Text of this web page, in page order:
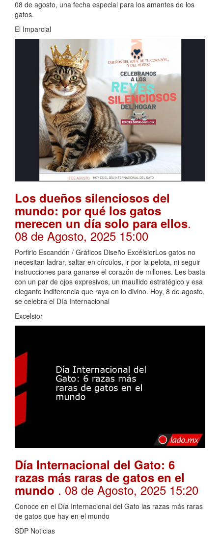
08 de agosto, una fecha especial para los amantes de los
gatos.
El Imparcial
Los dueños silenciosos del
mundo: por qué los gatos
merecen un día solo para ellos.
08 de Agosto, 2025 15:00
Porfirio Escandón / Gráficos Diseño ExcélsiorLos gatos no
necesitan ladrar, saltar en círculos, ir por la pelota, ni seguir
instrucciones para ganarse el corazón de millones. Les basta
con un par de ojos expresivos, un maullido estratégico y esa
elegante indiferencia que raya en lo divino. Hoy, 8 de agosto,
se celebra el Día Internacional
Excelsior
Día Internacional del Gato: 6
razas más raras de gatos en el
mundo . 08 de Agosto, 2025 15:20
Conoce en el Día Internacional del Gato las razas más raras
de gatos que hay en el mundo
SDP Noticias